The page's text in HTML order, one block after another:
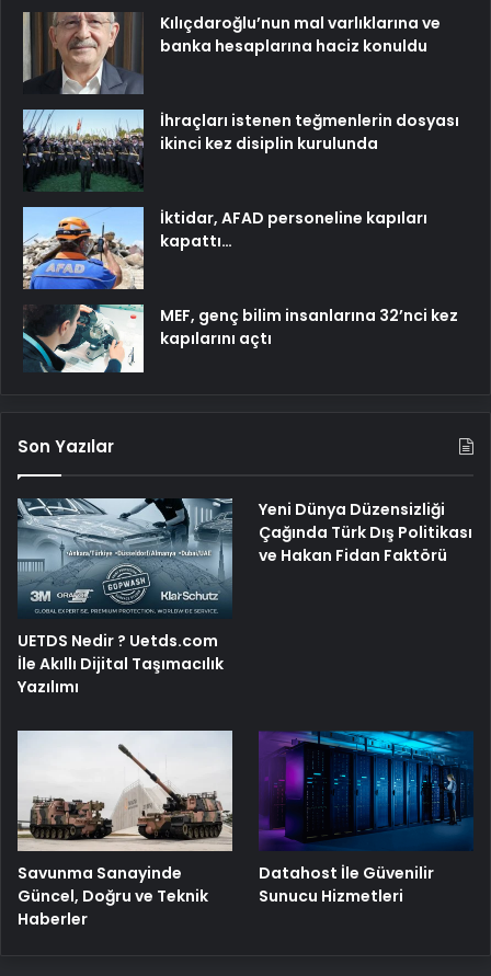
Kılıçdaroğlu’nun mal varlıklarına ve
banka hesaplarına haciz konuldu
İhraçları istenen teğmenlerin dosyası
ikinci kez disiplin kurulunda
İktidar, AFAD personeline kapıları
kapattı…
MEF, genç bilim insanlarına 32’nci kez
kapılarını açtı
Son Yazılar
UETDS Nedir ? Uetds.com
İle Akıllı Dijital Taşımacılık
Yazılımı
Yeni Dünya Düzensizliği
Çağında Türk Dış Politikası
ve Hakan Fidan Faktörü
Savunma Sanayinde
Güncel, Doğru ve Teknik
Haberler
Datahost İle Güvenilir
Sunucu Hizmetleri